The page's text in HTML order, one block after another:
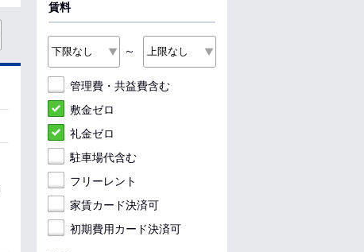
賃料
～
管理費・共益費含む
敷金ゼロ
礼金ゼロ
駐車場代含む
フリーレント
家賃カード決済可
初期費用カード決済可